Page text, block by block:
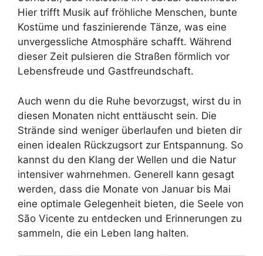
Hier trifft Musik auf fröhliche Menschen, bunte
Kostüme und faszinierende Tänze, was eine
unvergessliche Atmosphäre schafft. Während
dieser Zeit pulsieren die Straßen förmlich vor
Lebensfreude und Gastfreundschaft.
Auch wenn du die Ruhe bevorzugst, wirst du in
diesen Monaten nicht enttäuscht sein. Die
Strände sind weniger überlaufen und bieten dir
einen idealen Rückzugsort zur Entspannung. So
kannst du den Klang der Wellen und die Natur
intensiver wahrnehmen. Generell kann gesagt
werden, dass die Monate von Januar bis Mai
eine optimale Gelegenheit bieten, die Seele von
São Vicente zu entdecken und Erinnerungen zu
sammeln, die ein Leben lang halten.